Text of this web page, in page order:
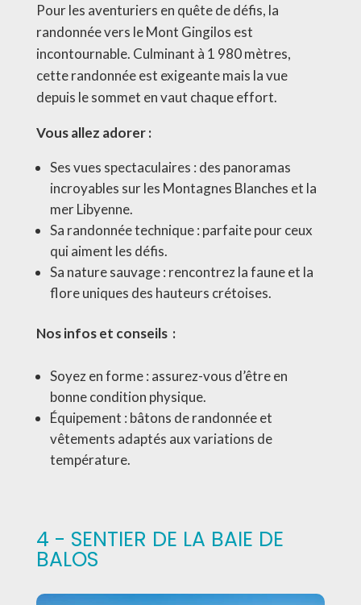
Pour les aventuriers en quête de défis, la
randonnée vers le Mont Gingilos est
incontournable. Culminant à 1 980 mètres,
cette randonnée est exigeante mais la vue
depuis le sommet en vaut chaque effort.
Vous allez adorer :
Ses vues spectaculaires : des panoramas
incroyables sur les Montagnes Blanches et la
mer Libyenne.
Sa randonnée technique : parfaite pour ceux
qui aiment les défis.
Sa nature sauvage : rencontrez la faune et la
flore uniques des hauteurs crétoises.
Nos infos et conseils :
Soyez en forme : assurez-vous d’être en
bonne condition physique.
Équipement : bâtons de randonnée et
vêtements adaptés aux variations de
température.
4 - SENTIER DE LA BAIE DE
BALOS